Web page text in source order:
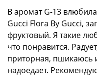
В аромат G-13
Gucci Flora By Gucci,
фруктовый. Я такие
что понравится.
приторная, пшикаюсь
надоедает.